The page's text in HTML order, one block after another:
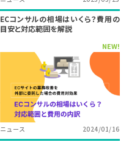
ECコンサルの相場はいくら？費用の
目安と対応範囲を解説
NEW!
ニュース 2024/01/16